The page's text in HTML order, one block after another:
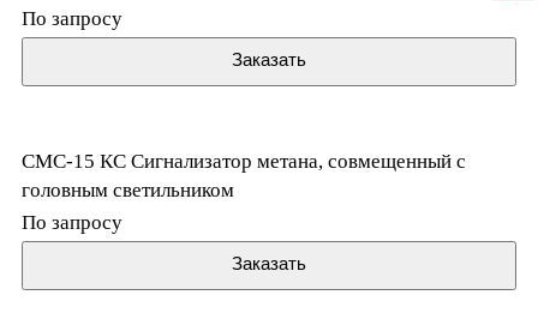
По запросу
Заказать
СМС-15 КС Сигнализатор метана, совмещенный с
головным светильником
По запросу
Заказать